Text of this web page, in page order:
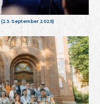
September 2025)